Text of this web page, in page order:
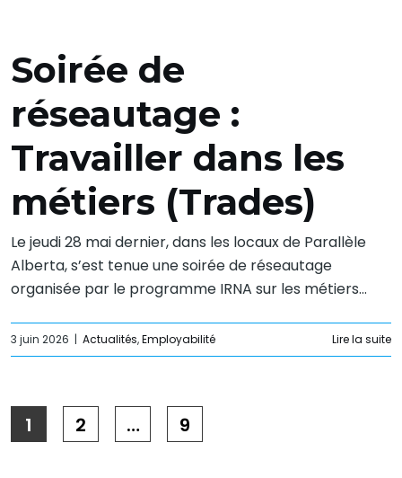
Soirée de
réseautage :
Travailler dans les
métiers (Trades)
Le jeudi 28 mai dernier, dans les locaux de Parallèle
Alberta, s’est tenue une soirée de réseautage
organisée par le programme IRNA sur les métiers...
3 juin 2026 | Actualités,Employabilité Lire la suite
1 2 … 9